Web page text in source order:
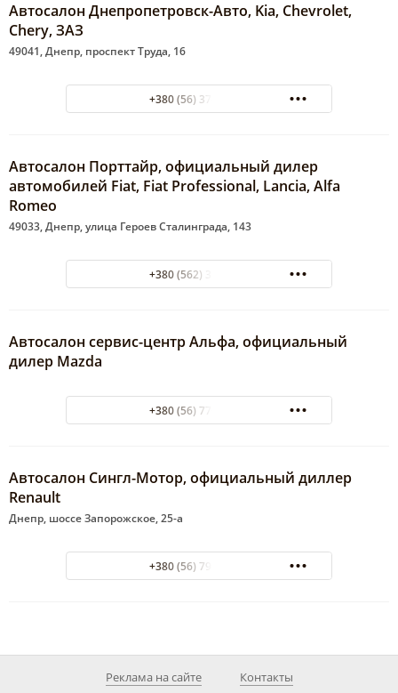
Автосалон Днепропетровск-Авто, Kia, Chevrolet,
Chery, ЗАЗ
49041, Днепр, проспект Труда, 16
+380 (56) 37-11-000
Автосалон Порттайр, официальный дилер
автомобилей Fiat, Fiat Professional, Lancia, Alfa
Romeo
49033, Днепр, улица Героев Сталинграда, 143
+380 (562) 33-88-44
Автосалон сервис-центр Альфа, официальный
дилер Mazda
+380 (56) 776-01-50
Автосалон Сингл-Мотор, официальный диллер
Renault
Днепр, шоссе Запорожское, 25-а
+380 (56) 790-37-57
Реклама на сайте Контакты